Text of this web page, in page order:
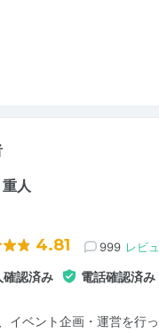
人
4.81 999 レビ
確認済み 電話確認済み
イベント企画・運営を行